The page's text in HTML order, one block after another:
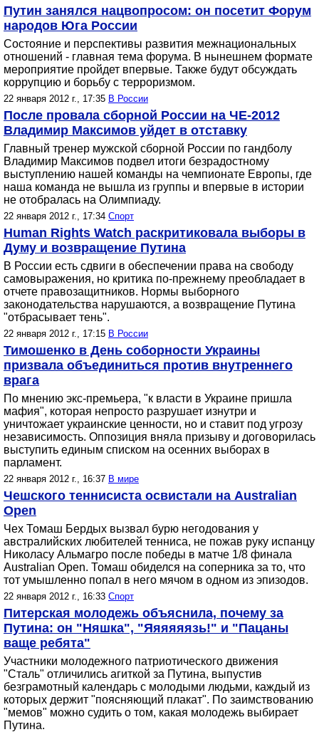
Путин занялся нацвопросом: он посетит Форум
народов Юга России
Состояние и перспективы развития межнациональных
отношений - главная тема форума. В нынешнем формате
мероприятие пройдет впервые. Также будут обсуждать
коррупцию и борьбу с терроризмом.
22 января 2012 г., 17:35 В России
После провала сборной России на ЧЕ-2012
Владимир Максимов уйдет в отставку
Главный тренер мужской сборной России по гандболу
Владимир Максимов подвел итоги безрадостному
выступлению нашей команды на чемпионате Европы, где
наша команда не вышла из группы и впервые в истории
не отобралась на Олимпиаду.
22 января 2012 г., 17:34 Спорт
Human Rights Watch раскритиковала выборы в
Думу и возвращение Путина
В России есть сдвиги в обеспечении права на свободу
самовыражения, но критика по-прежнему преобладает в
отчете правозащитников. Нормы выборного
законодательства нарушаются, а возвращение Путина
"отбрасывает тень".
22 января 2012 г., 17:15 В России
Тимошенко в День соборности Украины
призвала объединиться против внутреннего
врага
По мнению экс-премьера, "к власти в Украине пришла
мафия", которая непросто разрушает изнутри и
уничтожает украинские ценности, но и ставит под угрозу
независимость. Оппозиция вняла призыву и договорилась
выступить единым списком на осенних выборах в
парламент.
22 января 2012 г., 16:37 В мире
Чешского теннисиста освистали на Australian
Open
Чех Томаш Бердых вызвал бурю негодования у
австралийских любителей тенниса, не пожав руку испанцу
Николасу Альмагро после победы в матче 1/8 финала
Australian Open. Томаш обиделся на соперника за то, что
тот умышленно попал в него мячом в одном из эпизодов.
22 января 2012 г., 16:33 Спорт
Питерская молодежь объяснила, почему за
Путина: он "Няшка", "Яяяяяязь!" и "Пацаны
ваще ребята"
Участники молодежного патриотического движения
"Сталь" отличились агиткой за Путина, выпустив
безграмотный календарь с молодыми людьми, каждый из
которых держит "поясняющий плакат". По заимствованию
"мемов" можно судить о том, какая молодежь выбирает
Путина.